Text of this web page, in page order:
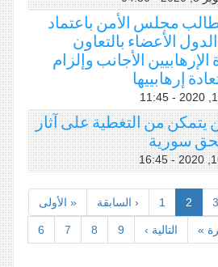
مجلس الأمن باعتماد
الأعضاء بالتعاون
الأجانب وإلزام
إرهابييها
يتمكن من التغطية على آثار
بحق سورية
« الأولى ‹ السابقة 1 2 3
6 7 8 9 التالية › »